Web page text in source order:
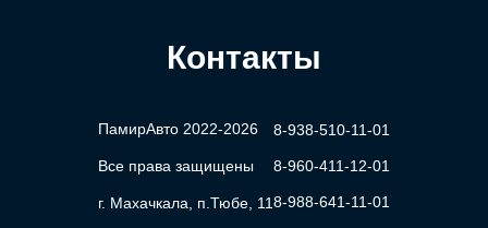
Контакты
ПамирАвто 2022-2026
Все права защищены
г. Махачкала, п.Тюбе, 11
8-938-510-11-01
8-960-411-12-01
8-988-641-11-01